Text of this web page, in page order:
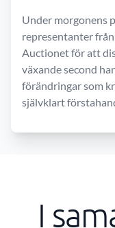
Under morgonens
representanter
Auctionet för att
växande second
förändringar som
självklart
I